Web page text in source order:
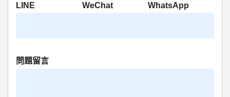
LINE
WeChat WhatsApp
問題留言